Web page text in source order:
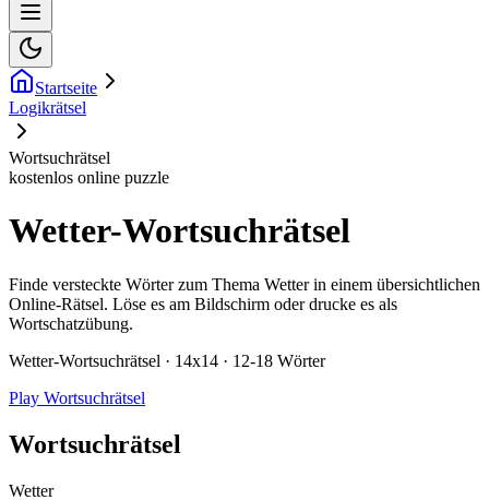
Startseite
Logikrätsel
Wortsuchrätsel
kostenlos online puzzle
Wetter-Wortsuchrätsel
Finde versteckte Wörter zum Thema Wetter in einem übersichtlichen
Online-Rätsel. Löse es am Bildschirm oder drucke es als
Wortschatzübung.
Wetter-Wortsuchrätsel · 14x14 · 12-18 Wörter
Play Wortsuchrätsel
Wortsuchrätsel
Wetter